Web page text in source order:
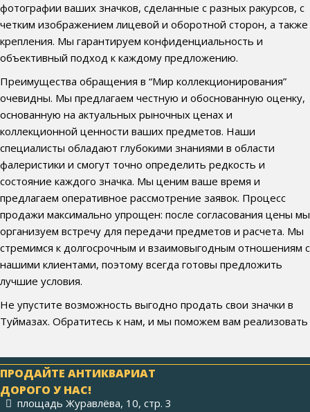
фотографии ваших значков, сделанные с разных ракурсов, с
четким изображением лицевой и оборотной сторон, а также
крепления. Мы гарантируем конфиденциальность и
объективный подход к каждому предложению.
Преимущества обращения в “Мир коллекционирования”
очевидны. Мы предлагаем честную и обоснованную оценку,
основанную на актуальных рыночных ценах и
коллекционной ценности ваших предметов. Наши
специалисты обладают глубокими знаниями в области
фалеристики и смогут точно определить редкость и
состояние каждого значка. Мы ценим ваше время и
предлагаем оперативное рассмотрение заявок. Процесс
продажи максимально упрощен: после согласования цены мы
организуем встречу для передачи предметов и расчета. Мы
стремимся к долгосрочным и взаимовыгодным отношениям с
нашими клиентами, поэтому всегда готовы предложить
лучшие условия.
Не упустите возможность выгодно продать свои значки в
Туймазах. Обратитесь к нам, и мы поможем вам реализовать
ПРОДАЙТЕ АНТИКВАРИАТ
ДОРОГО У НАС!
площадь Журавлёва, 10, стр. 3